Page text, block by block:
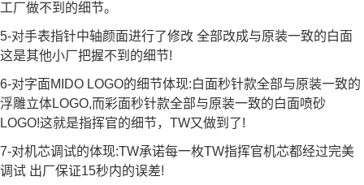
工厂做不到的细节。
5-对手表指针中轴颜面进行了修改 全部改成与原装一致的白面
这是其他小厂把握不到的细节!
6-对字面MIDO LOGO的细节体现:白面秒针款全部与原装一致的
浮雕立体LOGO,而彩面秒针款全部与原装一致的白面喷砂
LOGO!这就是指挥官的细节，TW又做到了!
7-对机芯调试的体现:TW承诺每一枚TW指挥官机芯都经过完美
调试 出厂保证15秒内的误差!